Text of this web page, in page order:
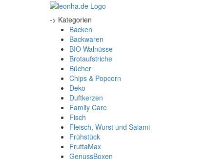
-> Kategorien
Backen
Backwaren
BIO Walnüsse
Brotaufstriche
Bücher
Chips & Popcorn
Deko
Duftkerzen
Family Care
Fisch
Fleisch, Wurst und Salami
Frühstück
FruttaMax
GenussBoxen